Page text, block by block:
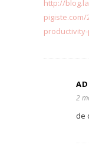
http://
2
de